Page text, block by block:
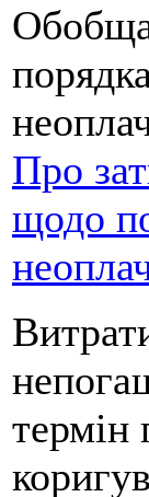
Про
щодо
термін